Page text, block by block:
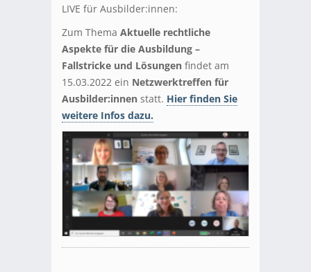
LIVE für Ausbilder:innen:
Zum Thema Aktuelle rechtliche
Aspekte für die Ausbildung –
Fallstricke und Lösungen findet am
15.03.2022 ein Netzwerktreffen für
Ausbilder:innen statt. Hier finden Sie
weitere Infos dazu.